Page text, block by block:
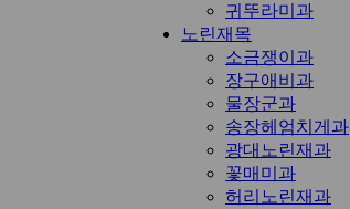
귀뚜라미과
노린재목
소금쟁이과
장구애비과
물장군과
송장헤엄치게과
광대노린재과
꽃매미과
허리노린재과